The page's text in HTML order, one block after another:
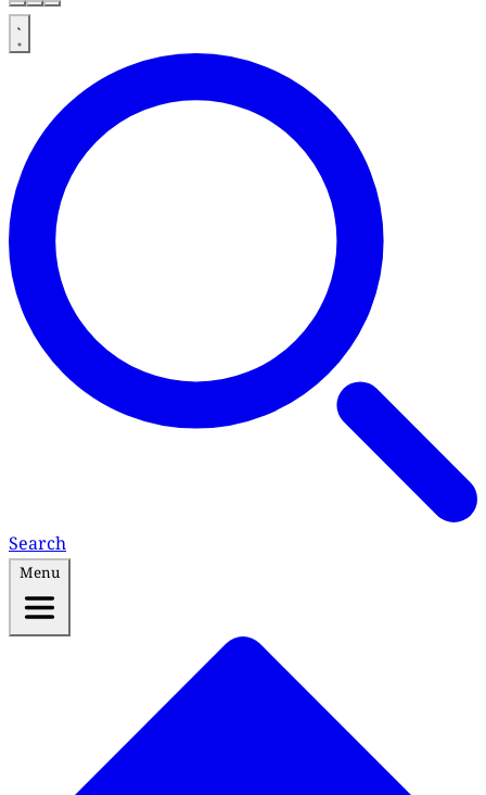
Search
Menu